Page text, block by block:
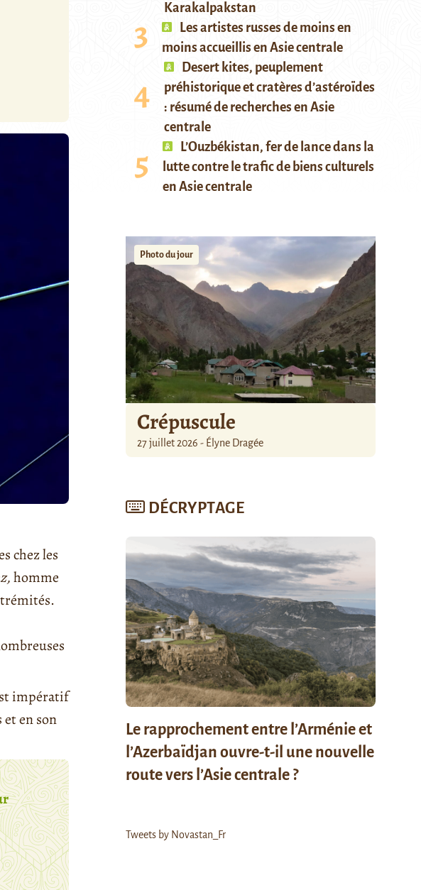
chez les
homme
impératif
en son
Karakalpakstan
Les artistes russes de moins en
moins accueillis en Asie centrale
Desert kites, peuplement
préhistorique et cratères d’astéroïdes
: résumé de recherches en Asie
centrale
L’Ouzbékistan, fer de lance dans la
lutte contre le trafic de biens culturels
en Asie centrale
Photo du jour
Crépuscule
27 juillet 2026 - Élyne Dragée
DÉCRYPTAGE
Le rapprochement entre l’Arménie et
l’Azerbaïdjan ouvre-t-il une nouvelle
route vers l’Asie centrale ?
Tweets by Novastan_Fr